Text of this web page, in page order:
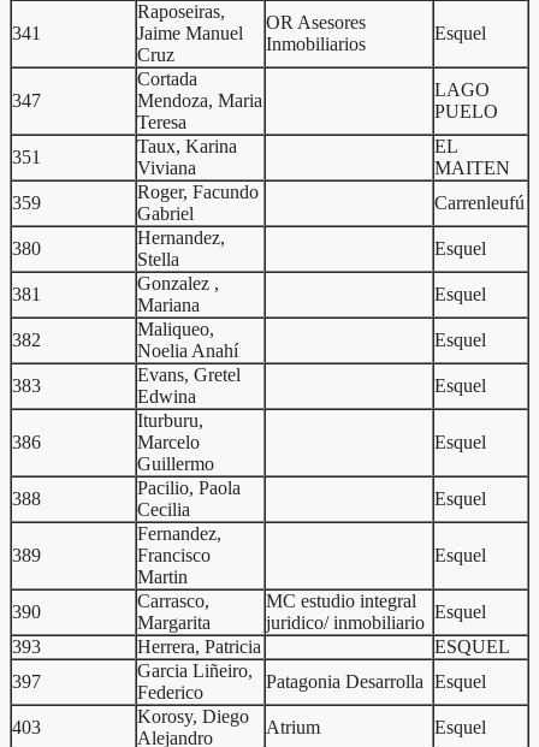
341
Raposeiras,
Jaime Manuel
Cruz
OR Asesores
Inmobiliarios
Esquel
347
Cortada
Mendoza, Maria
Teresa
LAGO
PUELO
351
Taux, Karina
Viviana
EL
MAITEN
359
Roger, Facundo
Gabriel
Carrenleufú
380
Hernandez,
Stella
Esquel
381
Gonzalez ,
Mariana
Esquel
382
Maliqueo,
Noelia Anahí
Esquel
383
Evans, Gretel
Edwina
Esquel
386
Iturburu,
Marcelo
Guillermo
Esquel
388
Pacilio, Paola
Cecilia
Esquel
389
Fernandez,
Francisco
Martin
Esquel
390
Carrasco,
Margarita
MC estudio integral
juridico/ inmobiliario
Esquel
393
Herrera, Patricia
ESQUEL
397
Garcia Liñeiro,
Federico
Patagonia Desarrolla Esquel
403
Korosy, Diego
Alejandro
Atrium Esquel